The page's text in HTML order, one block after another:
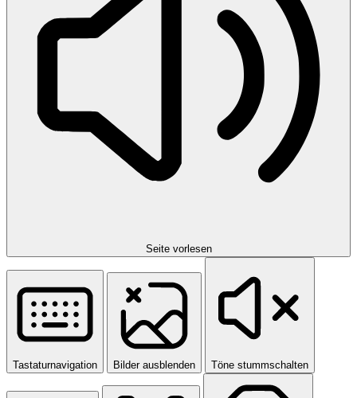
Seite vorlesen
Tastaturnavigation Bilder ausblenden Töne stummschalten